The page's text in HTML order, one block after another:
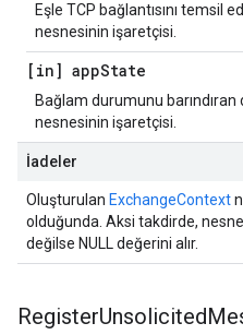
Eşle TCP bağlantısını temsil
nesnesinin işaretçisi.
[in] appState
Bağlam durumunu
nesnesinin işaretçisi.
İadeler
Oluşturulan ExchangeContext
olduğunda. Aksi takdirde,
değilse NULL değerini alır.
RegisterUnsolicited